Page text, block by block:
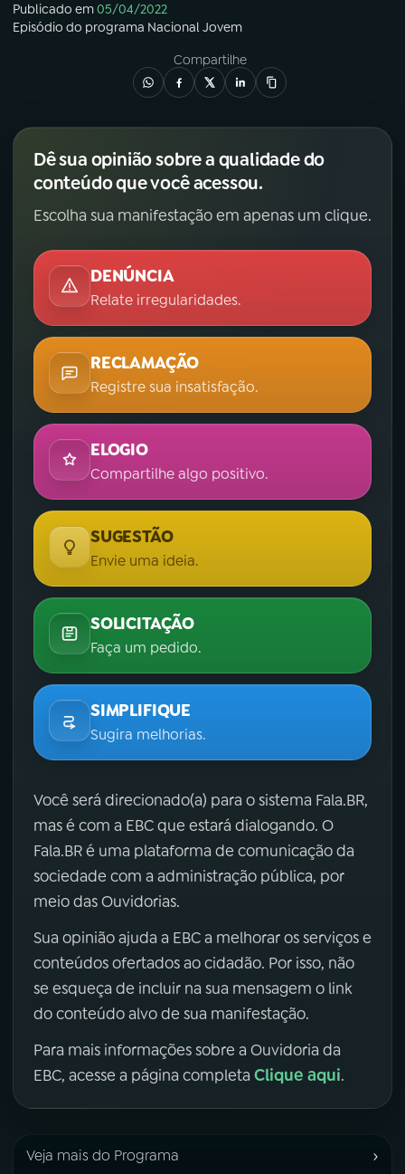
Publicado em05/04/2022
Episódio do programa Nacional Jovem
Compartilhe
Dê sua opinião sobre a qualidade do
conteúdo que você acessou.
Escolha sua manifestação em apenas um clique.
DENÚNCIA
Relate irregularidades.
RECLAMAÇÃO
Registre sua insatisfação.
ELOGIO
Compartilhe algo positivo.
SUGESTÃO
Envie uma ideia.
SOLICITAÇÃO
Faça um pedido.
SIMPLIFIQUE
Sugira melhorias.
Você será direcionado(a) para o sistema Fala.BR,
mas é com a EBC que estará dialogando. O
Fala.BR é uma plataforma de comunicação da
sociedade com a administração pública, por
meio das Ouvidorias.
Sua opinião ajuda a EBC a melhorar os serviços e
conteúdos ofertados ao cidadão. Por isso, não
se esqueça de incluir na sua mensagem o link
do conteúdo alvo de sua manifestação.
Para mais informações sobre a Ouvidoria da
EBC, acesse a página completa Clique aqui.
Veja mais do Programa ›